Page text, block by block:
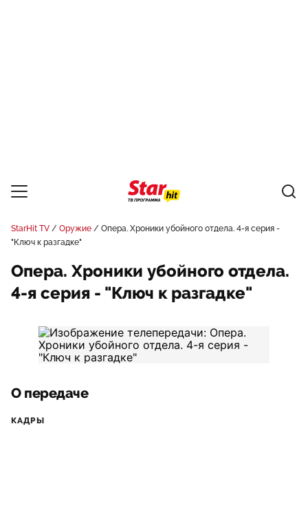
StarHit TV Оружие
Опера. Хроники убойного отдела. 4-я серия -
"Ключ к разгадке"
Опера. Хроники убойного отдела.
4-я серия - "Ключ к разгадке"
О передаче
КАДРЫ